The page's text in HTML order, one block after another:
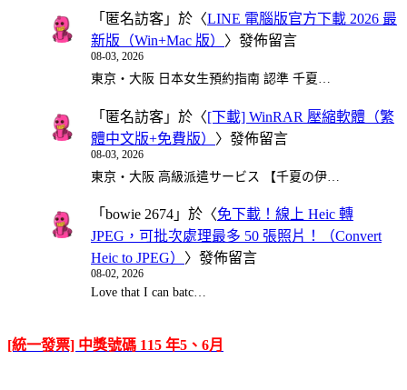
「 匿名訪客 」於〈LINE 電腦版官方下載 2026 最
新版（Win+Mac 版） 〉發佈留言
08-03, 2026
東京・大阪 日本女生預約指南 認準 千夏…
「 匿名訪客 」於〈[下載] WinRAR 壓縮軟體（繁
體中文版+免費版） 〉發佈留言
08-03, 2026
東京・大阪 高級派遣サービス 【千夏の伊…
「 bowie 2674 」於〈免下載！線上 Heic 轉
JPEG，可批次處理最多 50 張照片！（Convert
Heic to JPEG） 〉發佈留言
08-02, 2026
Love that I can batc…
[統一發票] 中獎號碼 115 年5、6月